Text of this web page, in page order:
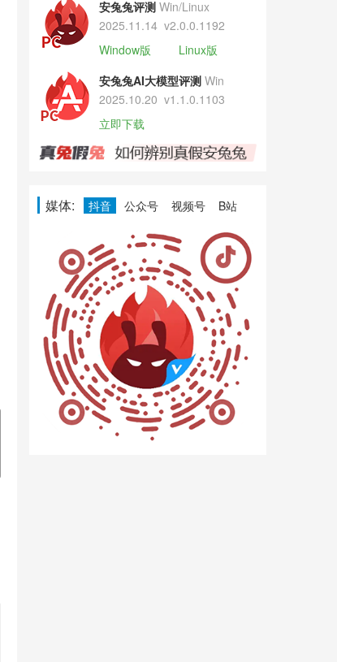
安兔兔评测 Win/Linux
2025.11.14 v2.0.0.1192
Window版
Linux版
安兔兔AI大模型评测 Win
2025.10.20 v1.1.0.1103
立即下载
媒体: 抖音 公众号 视频号 B站